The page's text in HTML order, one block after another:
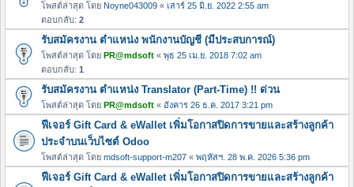
โพสต์ล่าสุด โดย Noyne043009 « เสาร์ 25 มิ.ย. 2022 2:55 am
ตอบกลับ: 2
รับสมัครงาน ตำแหน่ง พนักงานบัญชี (มีประสบการณ์)
โพสต์ล่าสุด โดย PR@mdsoft « พุธ 25 เม.ย. 2018 7:02 am
ตอบกลับ: 1
รับสมัครงาน ตำแหน่ง Translator (Part-Time) !! ด่วน
โพสต์ล่าสุด โดย PR@mdsoft « อังคาร 26 ธ.ค. 2017 3:21 pm
ฟีเจอร์ Gift Card & eWallet เพิ่มโอกาสปิดการขายและสร้างลูกค้า
ประจำบนเว็บไซต์ Odoo
โพสต์ล่าสุด โดย mdsoft-support-m207 « พฤหัสฯ. 28 พ.ค. 2026 5:36 pm
ฟีเจอร์ Gift Card & eWallet เพิ่มโอกาสปิดการขายและสร้างลูกค้า